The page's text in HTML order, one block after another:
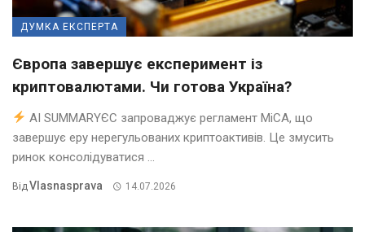
ДУМКА ЕКСПЕРТА
Європа завершує експеримент із
криптовалютами. Чи готова Україна?
AI SUMMARYЄС запроваджує регламент MiCA, що
завершує еру нерегульованих криптоактивів. Це змусить
ринок консолідуватися ...
ВідVlasnasprava 14.07.2026